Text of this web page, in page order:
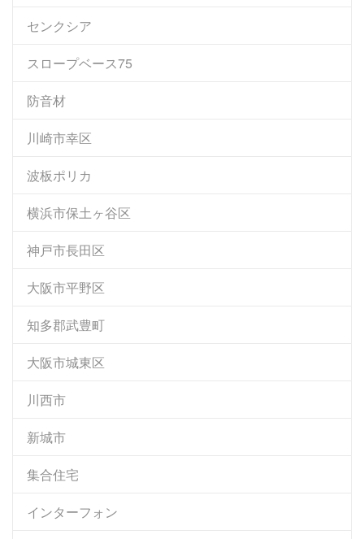
センクシア
スロープベース75
防音材
川崎市幸区
波板ポリカ
横浜市保土ヶ谷区
神戸市長田区
大阪市平野区
知多郡武豊町
大阪市城東区
川西市
新城市
集合住宅
インターフォン